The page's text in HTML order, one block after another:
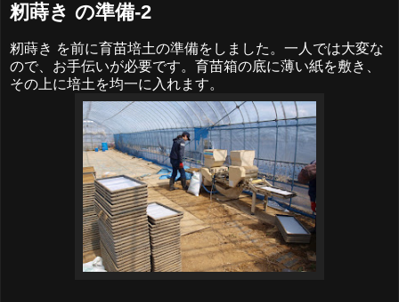
籾蒔き の準備-2
籾蒔き を前に育苗培土の準備をしました。一人では大変な
ので、お手伝いが必要です。育苗箱の底に薄い紙を敷き、
その上に培土を均一に入れます。